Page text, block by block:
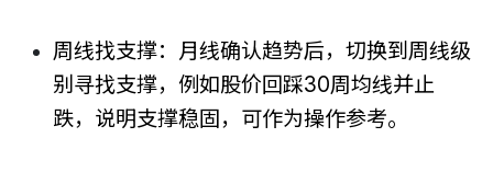
周线找支撑：月线确认趋势后，切换到周线级
别寻找支撑，例如股价回踩30周均线并止
跌，说明支撑稳固，可作为操作参考。